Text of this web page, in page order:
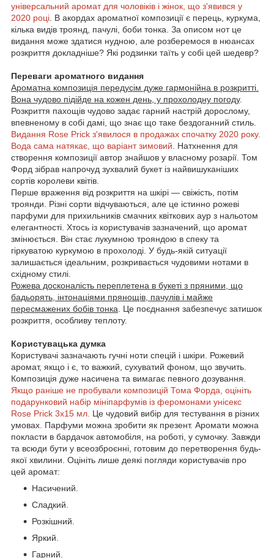
універсальний аромат для чоловіків і жінок, що з'явився у
2020 році . В акордах ароматної композиції є перець, куркума,
кілька видів троянд, пачулі, боби тонка. За описом нот це
видання може здатися нудною, але розберемося в нюансах
розкриття докладніше? Які родзинки таїть у собі цей шедевр?
Переваги ароматного видання
Ароматна композиція передусім дуже гармонійна в розкритті.
Вона чудово підійде на кожен день, у прохолодну погоду.
Розкриття пахощів чудово задає гарний настрій дорослому,
впевненому в собі дамі, що знає що таке бездоганний стиль.
Видання Rose Prick з'явилося в продажах спочатку 2020 року.
Вода сама натякає, що варіант зимовий . Натхнення для
створення композиції автор знайшов у власному розарії. Том
Форд зібрав напрочуд зухвалий букет із найвишуканіших
сортів королеви квітів.
Перше враження від розкриття на шкірі — свіжість, потім
троянди. Різні сорти відчуваються, але це істинно рожеві
парфуми для прихильників смачних квіткових аур з нальотом
елегантності. Хтось із користувачів зазначений, що аромат
змінюється. Він стає лукумною трояндою в спеку та
гіркуватою куркумою в прохолоді. У будь-якій ситуації
залишається ідеальним, розкривається чудовими нотами в
східному стилі.
Рожева досконалість переплетена в букеті з пряними, що
бадьорять, інтонаціями прянощів, пачулів і майже
пересмажених бобів тонка . Це поєднання забезпечує затишок
розкриття, особливу теплоту.
Користувацька думка
Користувачі зазначають гучні ноти спецій і шкіри. Рожевий
аромат, якщо і є, то важкий, сухуватий фоном, що звучить.
Композиція дуже насичена та вимагає певного дозування.
Якщо раніше не пробували композицій Тома Форда, оцініть
подарунковий набір мініпарфумів із феромонами унісекс
Rose Prick 3х15 мл. Це чудовий вибір для тестування в різних
умовах. Парфуми можна зробити як презент. Аромати можна
покласти в бардачок автомобіля, на роботі, у сумочку. Завжди
та всюди бути у всеозброєнні, готовим до перетворення будь-
якої хвилини. Оцініть лише деякі погляди користувачів про
цей аромат:
Насичений.
Сладкий.
Розкішний.
Яркий.
Гарний.